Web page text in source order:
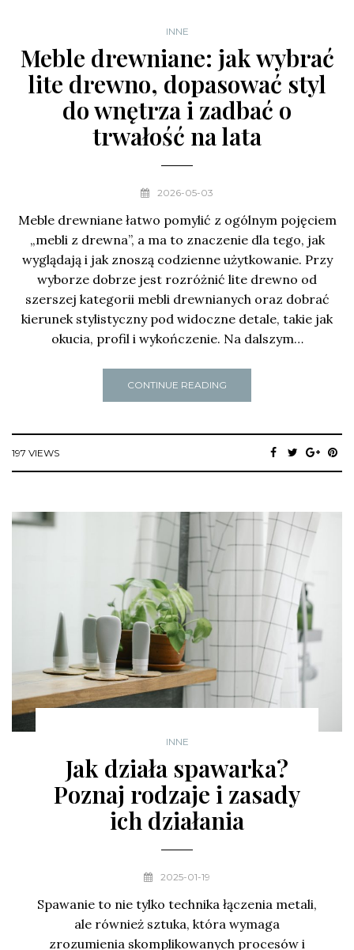
INNE
Meble drewniane: jak wybrać
lite drewno, dopasować styl
do wnętrza i zadbać o
trwałość na lata
2026-05-03
Meble drewniane łatwo pomylić z ogólnym pojęciem
„mebli z drewna”, a ma to znaczenie dla tego, jak
wyglądają i jak znoszą codzienne użytkowanie. Przy
wyborze dobrze jest rozróżnić lite drewno od
szerszej kategorii mebli drewnianych oraz dobrać
kierunek stylistyczny pod widoczne detale, takie jak
okucia, profil i wykończenie. Na dalszym…
CONTINUE READING
197 VIEWS
INNE
Jak działa spawarka?
Poznaj rodzaje i zasady
ich działania
2025-01-19
Spawanie to nie tylko technika łączenia metali,
ale również sztuka, która wymaga
zrozumienia skomplikowanych procesów i